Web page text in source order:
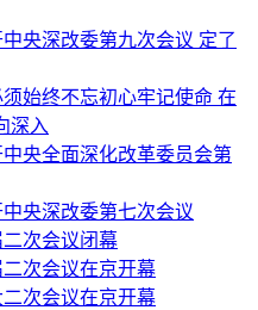
央深改委第九次会议 定了
始终不忘初心牢记使命 在
深入
央全面深化改革委员会第
央深改委第七次会议
次会议闭幕
次会议在京开幕
次会议在京开幕